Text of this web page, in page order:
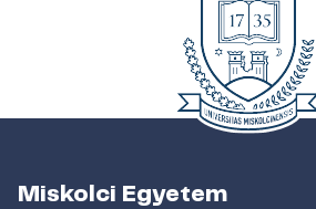
Miskolci Egyetem